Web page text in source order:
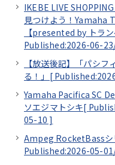
IKEBE LIVE
見つけよう！Yamaha
【presented by トラ
Published:2026-06-
【放送後記】「パシ
る！」[
Yamaha Pacifica SC
ソエジマトシキ[
05-10 ]
Ampeg RocketBassシ
Published:2026-05-